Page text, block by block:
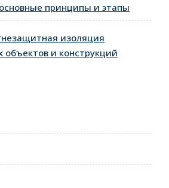
принципы и этапы
изоляция
и конструкций